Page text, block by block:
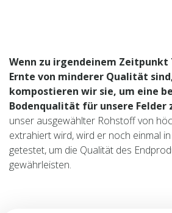
Wenn zu irgendeinem Zeitpunkt
Ernte von minderer Qualität
kompostieren wir sie, um eine
Bodenqualität für unsere Felder
unser ausgewählter Rohstoff von
extrahiert wird, wird er noch einmal
getestet, um die Qualität des
gewährleisten.